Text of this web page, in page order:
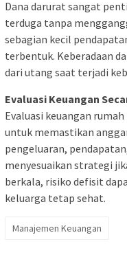
Dana darurat sangat
terduga tanpa
sebagian kecil
terbentuk. Keberadaan
dari utang saat terjadi
Evaluasi Keuangan
Evaluasi keuangan
untuk memastikan
pengeluaran,
menyesuaikan strategi
berkala, risiko defisit
keluarga tetap sehat.
Manajemen Keuangan